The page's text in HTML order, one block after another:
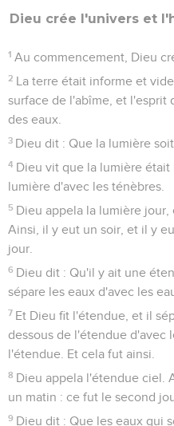
Dieu crée l'univers et
1 Au commencement, Dieu
2 La terre était informe et
surface de l'abîme, et l'esprit
des eaux.
3 Dieu dit : Que la lumière
4 Dieu vit que la lumière était
lumière d'avec les ténèbres.
5 Dieu appela la lumière jour,
Ainsi, il y eut un soir, et il y
jour.
6 Dieu dit : Qu'il y ait une
sépare les eaux d'avec les
7 Et Dieu fit l'étendue, et il
dessous de l'étendue d'avec
l'étendue. Et cela fut ainsi.
8 Dieu appela l'étendue ciel.
un matin : ce fut le second
9 Dieu dit : Que les eaux qui